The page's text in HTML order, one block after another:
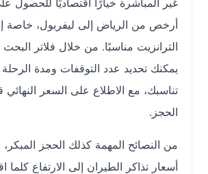
غير المباشرة خيارًا اقتصاديًا للحصول على
أرخص من الرياض إلى ليفربول، خاصة إذا
الترانزيت مناسبًا. من خلال فلاتر البحث
يمكنك تحديد عدد التوقفات ومدة الرحلة
تناسبك، مع الاطلاع على السعر النهائي قبل
الحجز.
من النصائح المهمة كذلك الحجز المبكر، حيث
أسعار تذاكر الطيران إلى الارتفاع كلما